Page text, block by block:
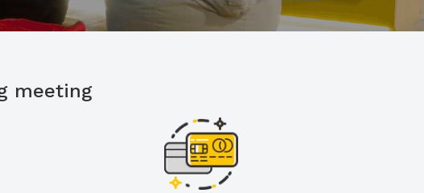
meeting